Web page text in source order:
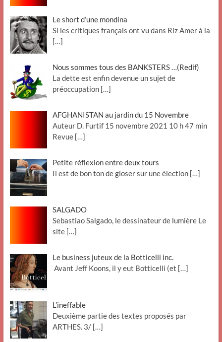
Le short d’une mondina
Si les critiques français ont vu dans Riz Amer à la
[…]
Nous sommes tous des BANKSTERS …(Redif)
La dette est enfin devenue un sujet de
préoccupation […]
AFGHANISTAN au jardin du 15 Novembre
Auteur D. Furtif 15 novembre 2021 10 h 47 min
Revue […]
Petite réflexion entre deux tours
Il est de bon ton de gloser sur une élection […]
SALGADO
Sebastiao Salgado, le dessinateur de lumière Le
site […]
Le business juteux de la Botticelli inc.
Avant Jeff Koons, il y eut Botticelli (et […]
L’ineffable
Deuxième partie des textes proposés par
ARTHES. 3/ […]